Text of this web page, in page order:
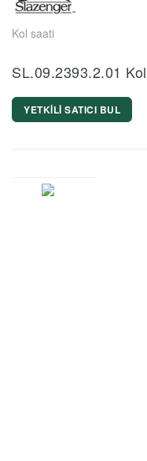
Kol saati
SL.09.2393.2.01
YETKİLİ SATICI BUL